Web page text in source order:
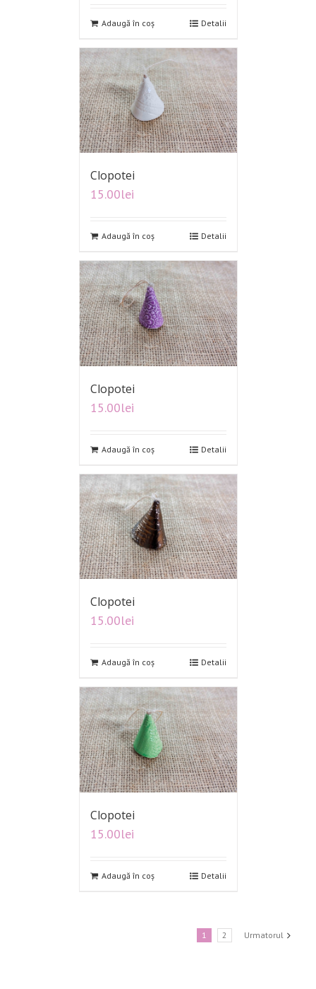
Adaugă în coș Detalii
Clopotei
15.00lei
Adaugă în coș Detalii
Clopotei
15.00lei
Adaugă în coș Detalii
Clopotei
15.00lei
Adaugă în coș Detalii
Clopotei
15.00lei
Adaugă în coș Detalii
1 2 Urmatorul